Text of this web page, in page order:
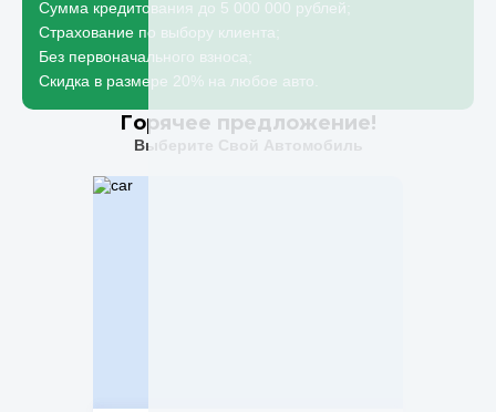
Сумма кредитования до 5 000 000 рублей;
Страхование по выбору клиента;
Без первоначального взноса;
Скидка в размере 20% на любое авто.
Горячее предложение!
Выберите Свой Автомобиль